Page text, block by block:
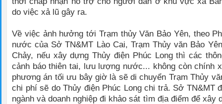
do việc xả lũ gây ra.
Về việc ảnh hưởng tới Trạm thủy Văn Bảo Yên, theo
nước của Sở TN&MT Lào Cai, Trạm Thủy văn Bảo
Chảy, nếu xây dựng Thủy điện Phúc Long thì các
cảnh báo thiên tai, lưu lượng nước... không còn chính
phương án tối ưu bây giờ là sẽ di chuyển Trạm Thủy
chi phí sẽ do Thủy điện Phúc Long chi trả. Sở TN&MT
ngành và doanh nghiệp đi khảo sát tìm địa điểm để xây